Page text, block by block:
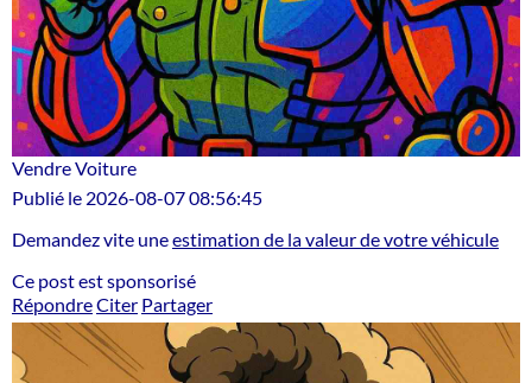
Vendre Voiture
Publié le 2026-08-07 08:56:45
Demandez vite uneestimation de la valeur de votre véhicule
Ce post est sponsorisé
RépondreCiter Partager